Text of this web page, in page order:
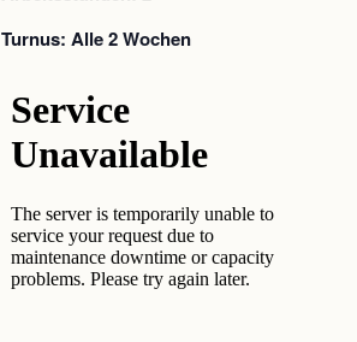
Turnus: Alle 2 Wochen